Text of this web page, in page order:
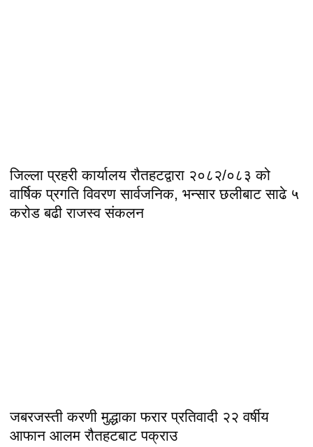
जिल्ला प्रहरी कार्यालय रौतहटद्वारा २०८२/०८३ को
वार्षिक प्रगति विवरण सार्वजनिक, भन्सार छलीबाट साढे ५
करोड बढी राजस्व संकलन
जबरजस्ती करणी मुद्धाका फरार प्रतिवादी २२ वर्षीय
आफान आलम रौतहटबाट पक्राउ